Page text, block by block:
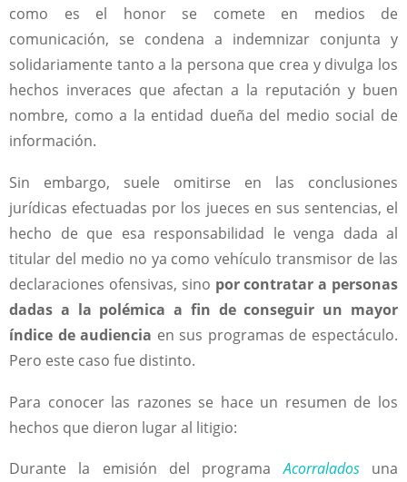
como es el honor se comete en medios de
comunicación, se condena a indemnizar conjunta y
solidariamente tanto a la persona que crea y divulga los
hechos inveraces que afectan a la reputación y buen
nombre, como a la entidad dueña del medio social de
información.
Sin embargo, suele omitirse en las conclusiones
jurídicas efectuadas por los jueces en sus sentencias, el
hecho de que esa responsabilidad le venga dada al
titular del medio no ya como vehículo transmisor de las
declaraciones ofensivas, sino por contratar a personas
dadas a la polémica a fin de conseguir un mayor
índice de audiencia en sus programas de espectáculo.
Pero este caso fue distinto.
Para conocer las razones se hace un resumen de los
hechos que dieron lugar al litigio:
Durante la emisión del programaAcorralados
una